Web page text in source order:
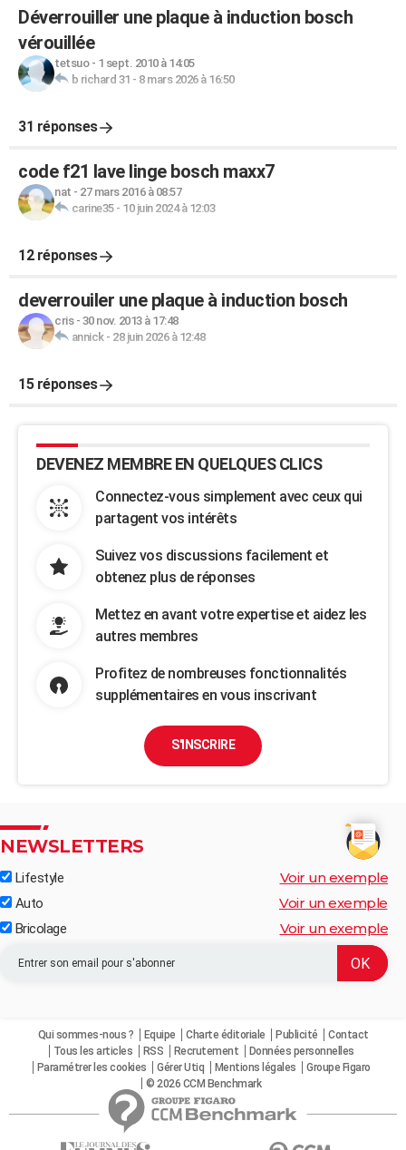
Déverrouiller une plaque à induction bosch
vérouillée
tetsuo- 1 sept. 2010 à 14:05
b richard 31 - 8 mars 2026 à 16:50
31 réponses
code f21 lave linge bosch maxx7
nat - 27 mars 2016 à 08:57
carine35- 10 juin 2024 à 12:03
12 réponses
deverrouiler une plaque à induction bosch
cris- 30 nov. 2013 à 17:48
annick- 28 juin 2026 à 12:48
15 réponses
DEVENEZ MEMBRE EN QUELQUES CLICS
Connectez-vous simplement avec ceux qui
partagent vos intérêts
Suivez vos discussions facilement et
obtenez plus de réponses
Mettez en avant votre expertise et aidez les
autres membres
Profitez de nombreuses fonctionnalités
supplémentaires en vous inscrivant
S'INSCRIRE
NEWSLETTERS
Lifestyle Voir un exemple
Auto Voir un exemple
Bricolage Voir un exemple
Qui sommes-nous ? Equipe Charte éditoriale Publicité
Contact
Tous les articles
RSS Recrutement
Données personnelles
Paramétrer les cookies
Gérer Utiq Mentions légales
Groupe Figaro
© 2026 CCM Benchmark